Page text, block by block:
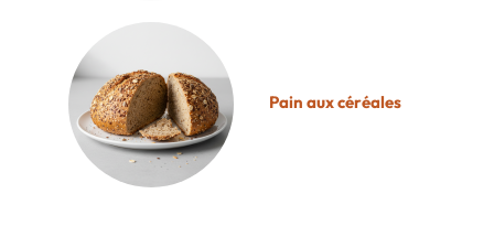
Pain aux céréales